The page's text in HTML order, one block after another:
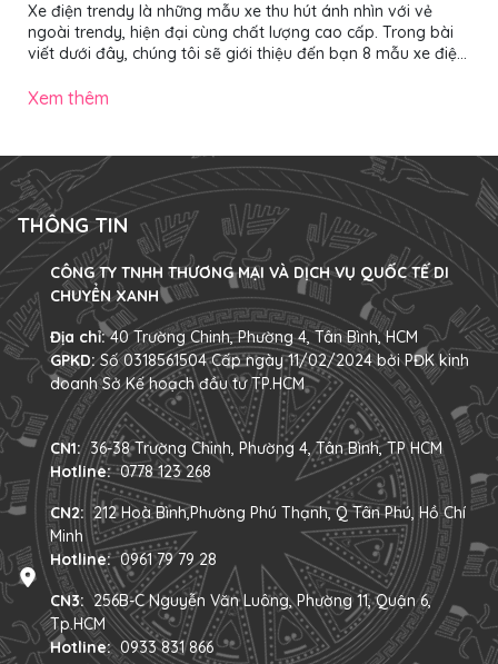
Xe điện trendy là những mẫu xe thu hút ánh nhìn với vẻ
ngoài trendy, hiện đại cùng chất lượng cao cấp. Trong bài
viết dưới đây, chúng tôi sẽ giới thiệu đến bạn 8 mẫu xe điện
chọn được chiếc “chiến mã” ưng ý, nổi bật khi di chuyển trên
nhân 1. 4 mẫu xe đạp điện trendy ấn tượng nhất năm 2025
Dưới đây...
Xem thêm
THÔNG TIN
CÔNG TY TNHH THƯƠNG MẠI VÀ DỊCH VỤ QUỐC TẾ DI
CHUYỂN XANH
Địa chỉ:40 Trường Chinh, Phường 4, Tân Bình, HCM
GPKD:Số 0318561504 Cấp ngày 11/02/2024 bởi PĐK kinh
doanh Sở Kế hoạch đầu tư TP.HCM
CN1: 36-38 Trường Chinh, Phường 4, Tân Bình, TP HCM
Hotline: 0778 123 268
CN2: 212 Hoà Bình,Phường Phú Thạnh, Q Tân Phú, Hồ Chí
Minh
Hotline: 0961 79 79 28
CN3: 256B-C Nguyễn Văn Luông, Phường 11, Quận 6,
Tp.HCM
Hotline: 0933 831 866